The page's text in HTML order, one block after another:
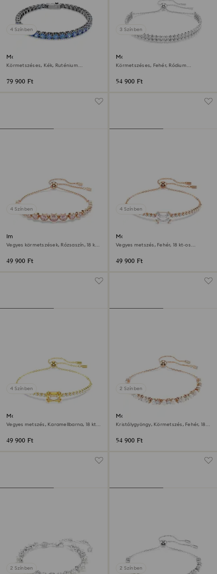
4 Színben
Matrix Tennis karkötő
Körmetszéses, Kék, Ruténium
79 900 Ft
3 Színben
Matrix karkötő
Körmetszéses, Fehér, Ródium
54 900 Ft
4 Színben
Imber karkötő
Vegyes körmetszések, Rózsaszín, 18 kt-
49 900 Ft
4 Színben
Matrix karkötő
Vegyes metszés, Fehér, 18 kt-os
49 900 Ft
4 Színben
Matrix Tennis karkötő
Vegyes metszés, Karamellbarna, 18 kt-
49 900 Ft
2 Színben
Matrix karkötő
Kristálygyöngy, Körmetszés, Fehér, 18
54 900 Ft
2 Színben 2 Színben